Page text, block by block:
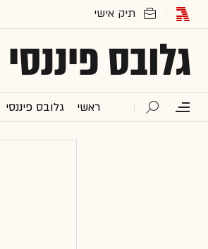
גלובס פיננסי
ראשי גלובס פיננסי